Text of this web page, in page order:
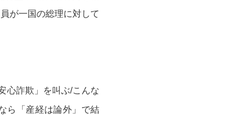
が一国の総理に対して
心詐欺」を叫ぶ/こんな
ら「産経は論外」で結